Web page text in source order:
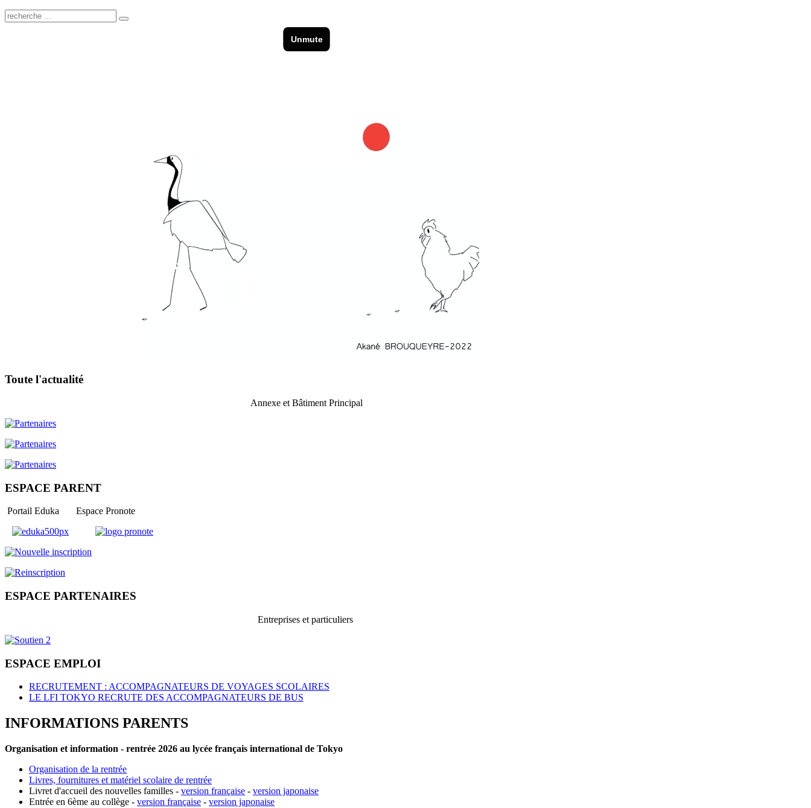
Toute l'actualité
Annexe et Bâtiment Principal
ESPACE PARENT
Portail Eduka Espace Pronote
ESPACE PARTENAIRES
Entreprises et particuliers
ESPACE EMPLOI
RECRUTEMENT : ACCOMPAGNATEURS DE VOYAGES SCOLAIRES
LE LFI TOKYO RECRUTE DES ACCOMPAGNATEURS DE BUS
INFORMATIONS PARENTS
Organisation et information - rentrée 2026 au lycée français international de Tokyo
Organisation de la rentrée
Livres, fournitures et matériel scolaire de rentrée
Livret d'accueil des nouvelles familles - version française - version japonaise
Entrée en 6ème au collège - version française - version japonaise